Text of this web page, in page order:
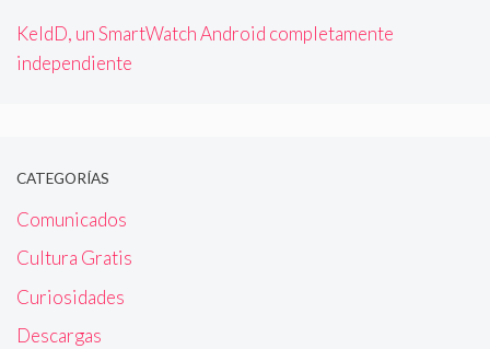
KeldD, un SmartWatch Android completamente
independiente
CATEGORÍAS
Comunicados
Cultura Gratis
Curiosidades
Descargas